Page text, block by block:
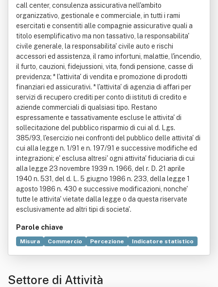
call center, consulenza assicurativa nell'ambito
organizzativo, gestionale e commerciale, in tutti i rami
esercitati e consentiti alle compagnie assicurative quali a
titolo esemplificativo ma non tassativo, la responsabilita'
civile generale, la responsabilita' civile auto e rischi
accessori ed assistenza, il ramo infortuni, malattie, l'incendio,
il furto, cauzioni, fidejussioni, vita, fondi pensione, casse di
previdenza; * l'attivita' di vendita e promozione di prodotti
finanziari ed assicurativi. * l'attivita' di agenzia di affari per
servizi di recupero crediti per conto di istituti di credito e
aziende commerciali di qualsiasi tipo. Restano
espressamente e tassativamente escluse le attivita' di
sollecitazione del pubblico risparmio di cui al d. Lgs.
385/93, l'esercizio nei confronti del pubblico delle attivita' di
cui alla legge n. 1/91 e n. 197/91 e successive modifiche ed
integrazioni; e' esclusa altresi' ogni attivita' fiduciaria di cui
alla legge 23 novembre 1939 n. 1966, del r. D. 21 aprile
1940 n. 531, del d. L. 5 giugno 1986 n. 233, della legge 1
agosto 1986 n. 430 e successive modificazioni, nonche'
tutte le attivita' vietate dalla legge o da questa riservate
esclusivamente ad altri tipi di societa'.
Parole chiave
Misura Commercio Percezione
Indicatore statistico
Organizzazione
Assicurazione
Settore di Attività